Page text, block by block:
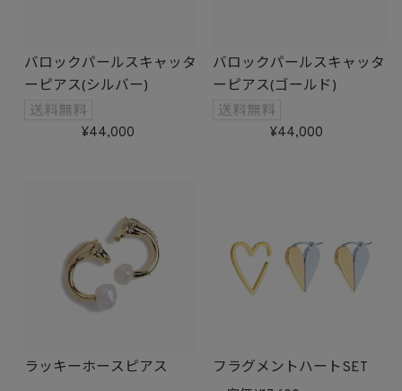
バロックパールスキャッタ
ーピアス(シルバー)
44,000
バロックパールスキャッタ
ーピアス(ゴールド)
44,000
ラッキーホースピアス フラグメントハートSET